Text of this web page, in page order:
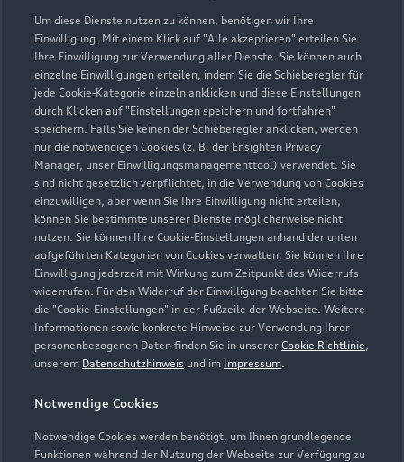
Um diese Dienste nutzen zu können, benötigen wir Ihre
Einwilligung. Mit einem Klick auf "Alle akzeptieren" erteilen Sie
Ihre Einwilligung zur Verwendung aller Dienste. Sie können auch
einzelne Einwilligungen erteilen, indem Sie die Schieberegler für
jede Cookie-Kategorie einzeln anklicken und diese Einstellungen
durch Klicken auf "Einstellungen speichern und fortfahren"
speichern. Falls Sie keinen der Schieberegler anklicken, werden
nur die notwendigen Cookies (z. B. der Ensighten Privacy
Manager, unser Einwilligungsmanagementtool) verwendet. Sie
sind nicht gesetzlich verpflichtet, in die Verwendung von Cookies
einzuwilligen, aber wenn Sie Ihre Einwilligung nicht erteilen,
können Sie bestimmte unserer Dienste möglicherweise nicht
nutzen. Sie können Ihre Cookie-Einstellungen anhand der unten
aufgeführten Kategorien von Cookies verwalten. Sie können Ihre
Einwilligung jederzeit mit Wirkung zum Zeitpunkt des Widerrufs
widerrufen. Für den Widerruf der Einwilligung beachten Sie bitte
die "Cookie-Einstellungen" in der Fußzeile der Webseite. Weitere
Informationen sowie konkrete Hinweise zur Verwendung Ihrer
personenbezogenen Daten finden Sie in unserer Cookie Richtlinie,
unserem Datenschutzhinweis und im Impressum.
Notwendige Cookies
Notwendige Cookies werden benötigt, um Ihnen grundlegende
Funktionen während der Nutzung der Webseite zur Verfügung zu
audi@grampp.net
Kontaktdaten herunterladen
Öffnungszeiten
Verkauf Neuwagen
Geschlossen,öffnet am Samstag 09:00
Verkauf Gebrauchtwagen
Geschlossen,öffnet amSamstag 09:00
Geschlossen,öffnet am